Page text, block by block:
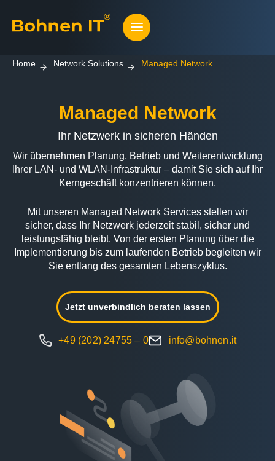
Home Network Solutions Managed Network
Managed Network
Ihr Netzwerk in sicheren Händen
Wir übernehmen Planung, Betrieb und Weiterentwicklung
Ihrer LAN- und WLAN-Infrastruktur – damit Sie sich auf Ihr
Kerngeschäft konzentrieren können.
Mit unseren Managed Network Services stellen wir
sicher, dass Ihr Netzwerk jederzeit stabil, sicher und
leistungsfähig bleibt. Von der ersten Planung über die
Implementierung bis zum laufenden Betrieb begleiten wir
Sie entlang des gesamten Lebenszyklus.
Jetzt unverbindlich beraten lassen
+49 (202) 24755 – 0 info@bohnen.it